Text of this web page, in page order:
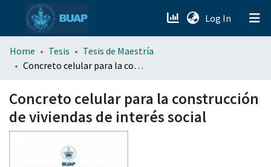
Log In (current)
menu.section.about_menu
Home Tesis
Tesis de Maestría
Concreto celular para la construcción de viviendas de interés social
Concreto celular para la construcción
de viviendas de interés social